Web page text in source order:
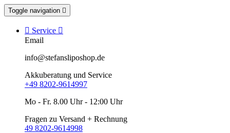
Toggle navigation 
 Service 
Email
info@stefansliposhop.de
Akkuberatung und Service
+49 8202-9614997
Mo - Fr. 8.00 Uhr - 12:00 Uhr
Fragen zu Versand + Rechnung
49 8202-9614998